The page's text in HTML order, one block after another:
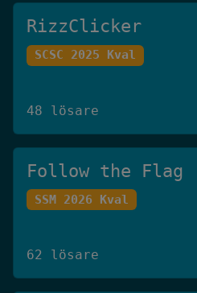
RizzClicker
SCSC 2025 Kval
48 lösare
Follow the Flag
SSM 2026 Kval
62 lösare